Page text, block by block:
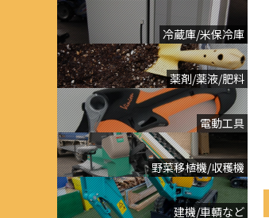
冷蔵庫/米保冷庫
薬剤/薬液/肥料
電動工具
野菜移植機/収穫機
建機/車輌など